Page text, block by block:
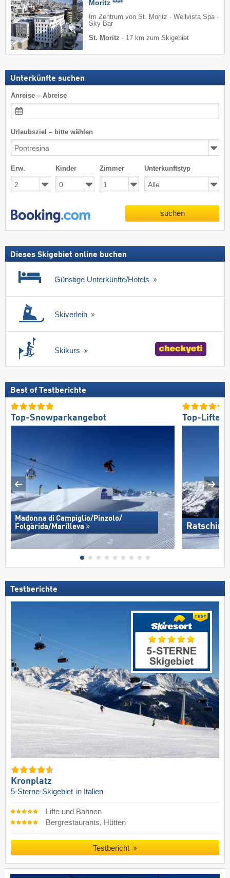
Moritz ****
Im Zentrum von St. Moritz · Wellvista Spa ·
Sky Bar
St. Moritz · 17 km zum Skigebiet
Unterkünfte suchen
Anreise – Abreise
Urlaubsziel – bitte wählen
Erw. Kinder Zimmer Unterkunftstyp
suchen
Dieses Skigebiet online buchen
Günstige Unterkünfte/Hotels
Skiverleih
Skikurs
Best of Testberichte
Top-Snowparkangebot
Madonna di Campiglio/​Pinzolo/​
Folgàrida/​Marilleva
Top-Lifte/
Testberichte
Kronplatz
5-Sterne-Skigebiet in Italien
Lifte und Bahnen
Bergrestaurants, Hütten
Testbericht